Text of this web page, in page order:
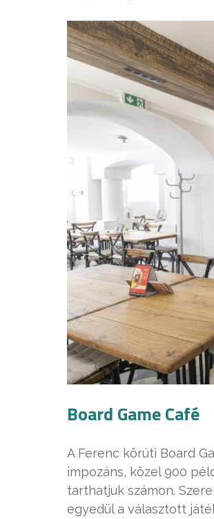
Board Game Café
A Ferenc körúti Board
impozáns, közel 900
tarthatjuk számon.
egyedül a választott